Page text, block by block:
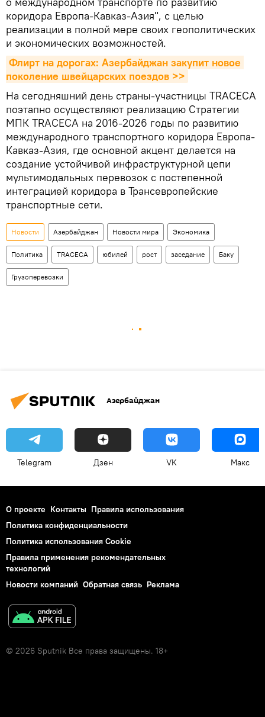
коридора Европа-Кавказ-Азия", с целью
реализации в полной мере своих геополитических
и экономических возможностей.
Флирт на дорогах: Азербайджан закупит новое
поколение швейцарских поездов >>
На сегодняшний день страны-участницы TRACEСA
поэтапно осуществляют реализацию Стратегии
МПК TRACEСA на 2016-2026 годы по развитию
международного транспортного коридора Европа-
Кавказ-Азия, где основной акцент делается на
создание устойчивой инфраструктурной цепи
мультимодальных перевозок с постепенной
интеграцией коридора в Трансевропейские
транспортные сети.
Новости Азербайджан Новости мира Экономика
Политика TRACECA юбилей рост заседание Баку
Грузоперевозки
Азербайджан
Telegram Дзен VK Макс
О проекте Контакты Правила использования
Политика конфиденциальности
Политика использования Cookie
Правила применения рекомендательных
технологий
Новости компаний Обратная связь Реклама
© 2026 Sputnik Все права защищены. 18+